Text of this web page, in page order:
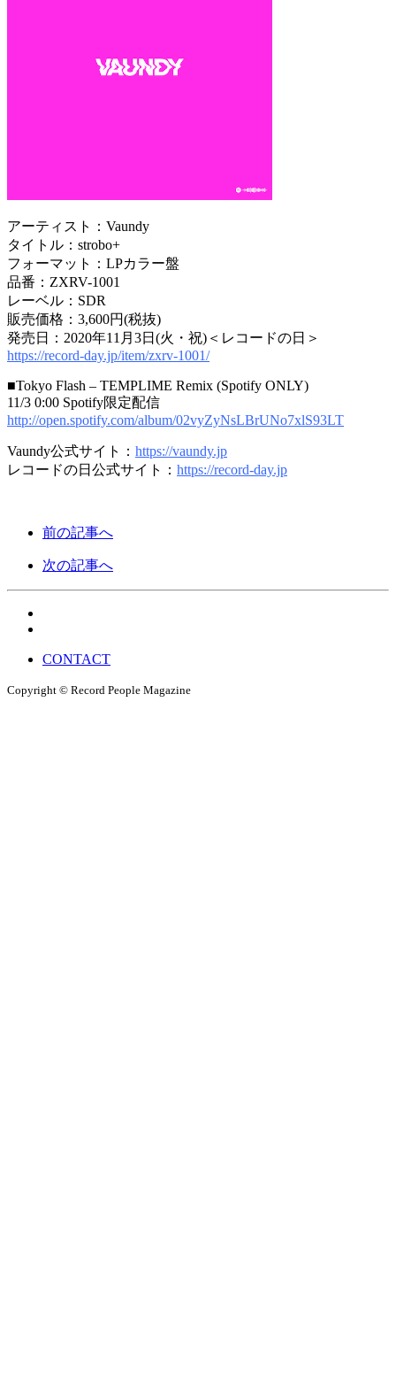
アーティスト：Vaundy
タイトル：strobo+
フォーマット：LPカラー盤
品番：ZXRV-1001
レーベル：SDR
販売価格：3,600円(税抜)
発売日：2020年11月3日(火・祝)＜レコードの日＞
https://record-day.jp/item/zxrv-1001/
■Tokyo Flash – TEMPLIME Remix (Spotify ONLY)
11/3 0:00 Spotify限定配信
http://open.spotify.com/album/02vyZyNsLBrUNo7xlS93LT
Vaundy公式サイト： https://vaundy.jp
レコードの日公式サイト： https://record-day.jp
前の記事へ
次の記事へ
CONTACT
Copyright © Record People Magazine